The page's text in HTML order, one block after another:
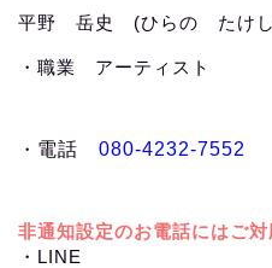
平野 岳史 (ひらの たけし
・職業 アーティスト
・ 電話 080-4232-7552
非通知設定のお電話にはご対
・LINE